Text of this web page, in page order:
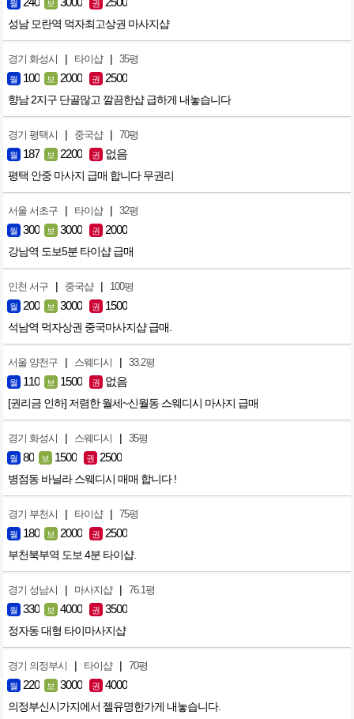
월 보 권
성남 모란역 먹자최고상권 마사지샵
경기 화성시 | 타이샵 | 35평
월 100 보 2000 권 2500
향남 2지구 단골많고 깔끔한샵 급하게 내놓습니다
경기 평택시 | 중국샵 | 70평
월 187 보 2200 권 없음
평택 안중 마사지 급매 합니다 무권리
서울 서초구 | 타이샵 | 32평
월 300 보 3000 권 2000
강남역 도보5분 타이샵 급매
인천 서구 | 중국샵 | 100평
월 200 보 3000 권 1500
석남역 먹자상권 중국마사지샵 급매.
서울 양천구 | 스웨디시 | 33.2평
월 110 보 1500 권 없음
[권리금 인하] 저렴한 월세~신월동 스웨디시 마사지 급매
경기 화성시 | 스웨디시 | 35평
월 80 보 1500 권 2500
병점동 바닐라 스웨디시 매매 합니다 !
경기 부천시 | 타이샵 | 75평
월 180 보 2000 권 2500
부천북부역 도보 4분 타이샵.
경기 성남시 | 마사지샵 | 76.1평
월 330 보 4000 권 3500
정자동 대형 타이마사지샵
경기 의정부시 | 타이샵 | 70평
월 220 보 3000 권 4000
의정부신시가지에서 젤유명한가게 내놓습니다.